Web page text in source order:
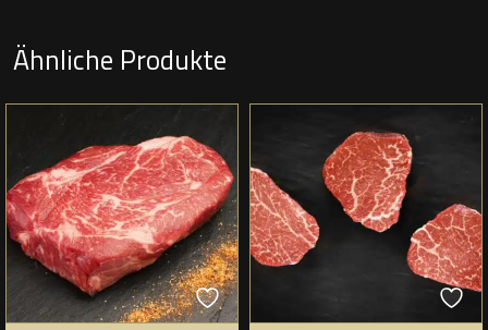
Ähnliche Produkte